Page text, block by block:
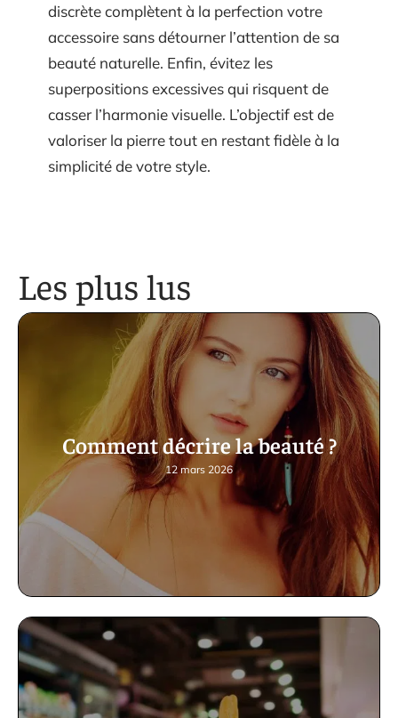
discrète complètent à la perfection votre
accessoire sans détourner l’attention de sa
beauté naturelle. Enfin, évitez les
superpositions excessives qui risquent de
casser l’harmonie visuelle. L’objectif est de
valoriser la pierre tout en restant fidèle à la
simplicité de votre style.
Les plus lus
Comment décrire la beauté ?
12 mars 2026